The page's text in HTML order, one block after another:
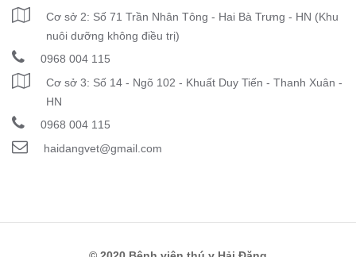
Cơ sở 2: Số 71 Trần Nhân Tông - Hai Bà Trưng - HN (Khu
nuôi dưỡng không điều trị)
0968 004 115
Cơ sở 3: Số 14 - Ngõ 102 - Khuất Duy Tiến - Thanh Xuân -
HN
0968 004 115
haidangvet@gmail.com